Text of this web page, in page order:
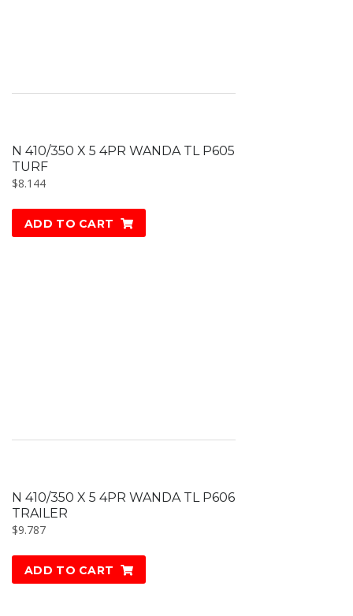
N 410/350 X 5 4PR WANDA TL P605
TURF
$8.144
ADD TO CART
N 410/350 X 5 4PR WANDA TL P606
TRAILER
$9.787
ADD TO CART